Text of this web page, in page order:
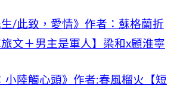
生/此致，愛情》作者：蘇格蘭折
文＋男主是軍人】梁和x顧淮寧
小陸觸心頭》作者:春風榴火【短